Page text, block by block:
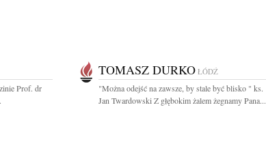
Prof. dr
TOMASZ DURKO ŁÓDŹ
"Można odejść na zawsze, by stale być blisko " ks.
Jan Twardowski Z głębokim żalem żegnamy Pana...